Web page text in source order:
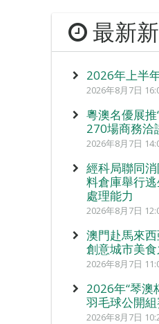
最新
2026年上半
2026年8月7日
粵澳名優展
270場商務洽
2026年8月7日
經科局聯同
料倉庫舉行
處理能力
2026年8月7日
澳門赴馬來
創意城市美
2026年8月7日
2026年“琴澳
羽毛球公開
2026年8月7日